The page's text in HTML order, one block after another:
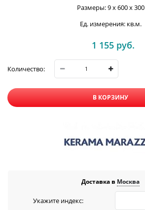
Размеры:9 x 600 x 300
Ед. измерения: кв.м.
1 155 руб.
Количество:
В КОРЗИНУ
Доставка в Москва
Укажите индекс: